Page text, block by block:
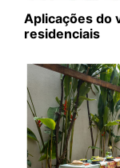
Aplicações do
residenciais